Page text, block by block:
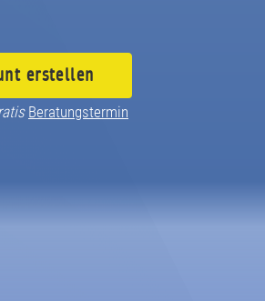
erstellen
Beratungstermin